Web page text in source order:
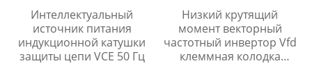
Интеллектуальный
источник питания
индукционной катушки
защиты цепи VCE 50 Гц
Низкий крутящий
момент векторный
частотный инвертор Vfd
клеммная колодка